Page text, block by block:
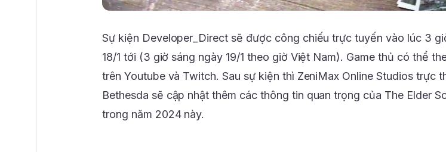
Sự kiện Developer_Direct sẽ được công chiếu trực tuyến vào lúc 3
18/1 tới (3 giờ sáng ngày 19/1 theo giờ Việt Nam). Game thủ có thể
trên Youtube và Twitch. Sau sự kiện thì ZeniMax Online Studios trực
Bethesda sẽ cập nhật thêm các thông tin quan trọng của The Elder
trong năm 2024 này.